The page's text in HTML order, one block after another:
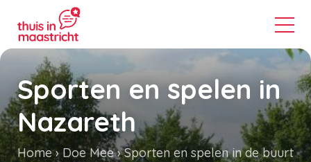
Sporten en spelen in
Nazareth
Home Doe Mee
Sporten en spelen in de buurt